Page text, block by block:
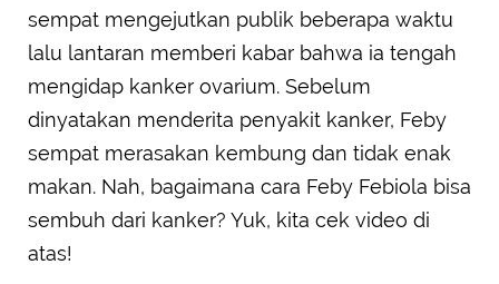
sempat mengejutkan publik beberapa waktu
lalu lantaran memberi kabar bahwa ia tengah
mengidap kanker ovarium. Sebelum
dinyatakan menderita penyakit kanker, Feby
sempat merasakan kembung dan tidak enak
makan. Nah, bagaimana cara Feby Febiola bisa
sembuh dari kanker? Yuk, kita cek video di
atas!